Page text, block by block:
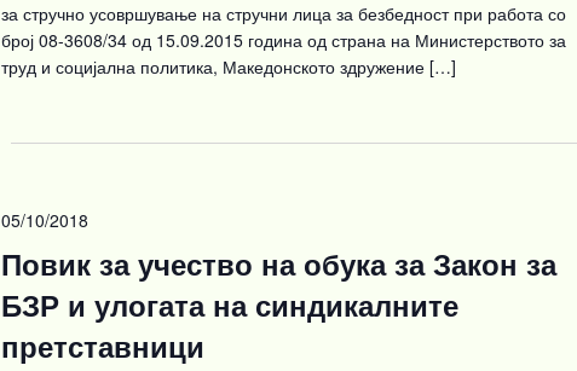
за стручно усовршување на стручни лица за безбедност при работа со
број 08-3608/34 од 15.09.2015 година од страна на Министерството за
труд и социјална политика, Македонското здружение […]
Повик за учество на обука за Закон за
БЗР и улогата на синдикалните
претставници
05/10/2018